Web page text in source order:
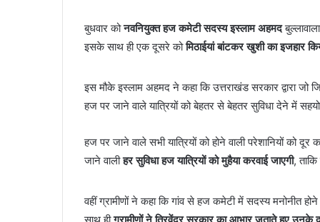
बुधवार कोनवनियुक्त हज कमेटी सदस्य इस्लाम अहमद
इसके साथ ही एक दूसरे कोमिठाईयां बांटकर खुशी का इजहार
इस मौके इस्लाम अहमद ने कहा कि उत्तराखंड सरकार द्वारा जो
हज पर जाने वाले यात्रियों को बेहतर से बेहतर सुविधा देने में
हज पर जाने वाले सभी यात्रियों को होने वाली परेशानियों को
जाने वालीहर सुविधा हज यात्रियों को मुहैया करवाई जाएगी,
वहीं ग्रामीणों ने कहा कि गांव से हज कमेटी में सदस्य मनोनीत